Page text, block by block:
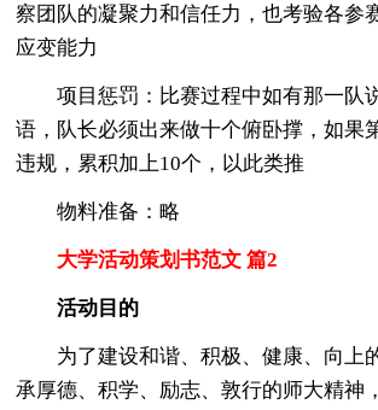
察团队的凝聚力和信任力，也考验各参
应变能力
项目惩罚：比赛过程中如有那一队
语，队长必须出来做十个俯卧撑，如果
违规，累积加上10个，以此类推
物料准备：略
大学活动策划书范文 篇2
活动目的
为了建设和谐、积极、健康、向上
承厚德、积学、励志、敦行的师大精神